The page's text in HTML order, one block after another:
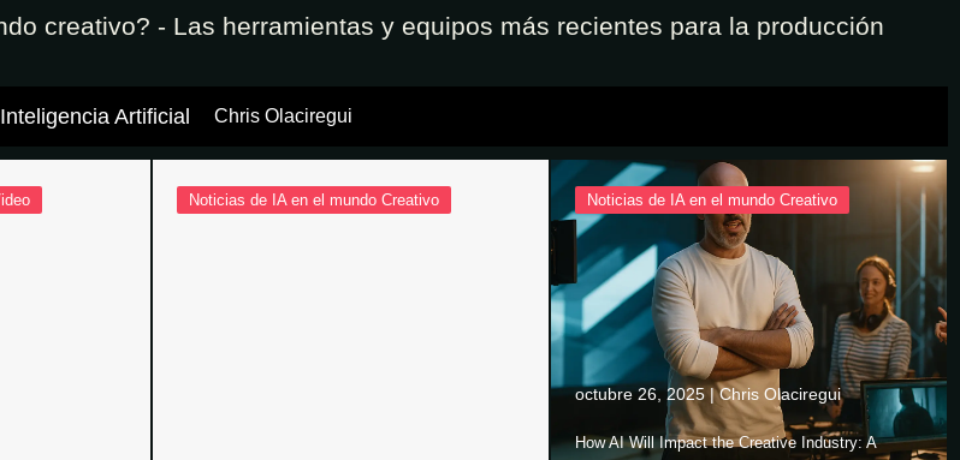
creativo? - Las herramientas y equipos más recientes para la producción
Artificial Chris Olaciregui
Noticias de IA en el mundo Creativo Noticias de IA en el mundo Creativo
octubre 26, 2025 | Chris Olaciregui
How AI Will Impact the Creative Industry: A